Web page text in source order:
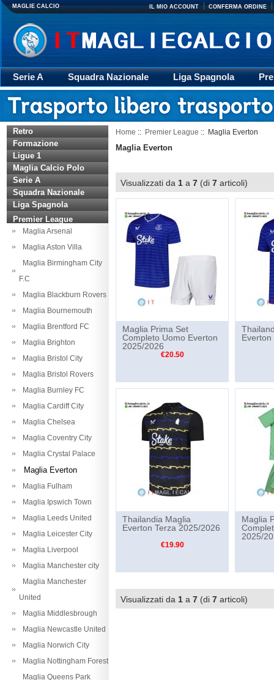
MAGLIE CALCIO IL MIO ACCOUNT CONFERMA ORDINE
Serie A Squadra Nazionale Liga Spagnola
Giacca
Rugby trasporto Retro
Retro
Formazione
Ligue 1
Maglia Calcio Polo
Serie A
Squadra Nazionale
Liga Spagnola
Premier League
Maglia Arsenal
Maglia Aston Villa
Maglia Birmingham City
F.C
Maglia Blackburn Rovers
Maglia Bournemouth
Maglia Brentford FC
Maglia Brighton
Maglia Bristol City
Maglia Bristol Rovers
Maglia Burnley FC
Maglia Cardiff City
Maglia Chelsea
Maglia Coventry City
Maglia Crystal Palace
Maglia Everton
Maglia Fulham
Maglia Ipswich Town
Maglia Leeds United
Maglia Leicester City
Maglia Liverpool
Maglia Manchester city
Maglia Manchester
United
Maglia Middlesbrough
Maglia Newcastle United
Maglia Norwich City
Maglia Nottingham Forest
Maglia Queens Park
Home :: Premier League :: Maglia Everton
Maglia Everton
Visualizzati da 1 a 7 (di 7 articoli)
Maglia Prima Set
Completo Uomo Everton
2025/2026
€20.50
Thailandia Maglia
Everton Terza 2025/2026
€19.90
Maglia
2025/
Visualizzati da 1 a 7 (di 7 articoli)